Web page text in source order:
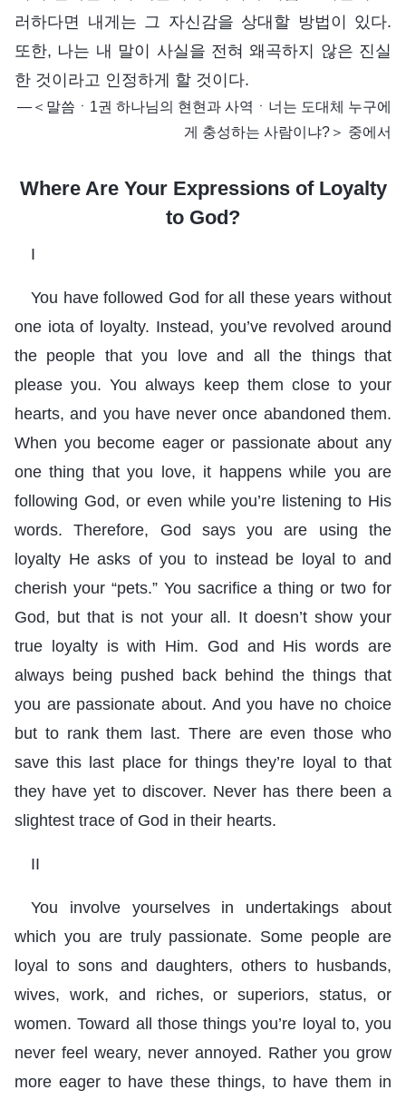
러하다면 내게는 그 자신감을 상대할 방법이 있다.
또한, 나는 내 말이 사실을 전혀 왜곡하지 않은 진실
한 것이라고 인정하게 할 것이다.
―＜말씀ㆍ1권 하나님의 현현과 사역ㆍ너는 도대체 누구에
게 충성하는 사람이냐?＞ 중에서
Where Are Your Expressions of Loyalty
to God?
I
You have followed God for all these years without
one iota of loyalty. Instead, you’ve revolved around
the people that you love and all the things that
please you. You always keep them close to your
hearts, and you have never once abandoned them.
When you become eager or passionate about any
one thing that you love, it happens while you are
following God, or even while you’re listening to His
words. Therefore, God says you are using the
loyalty He asks of you to instead be loyal to and
cherish your “pets.” You sacrifice a thing or two for
God, but that is not your all. It doesn’t show your
true loyalty is with Him. God and His words are
always being pushed back behind the things that
you are passionate about. And you have no choice
but to rank them last. There are even those who
save this last place for things they’re loyal to that
they have yet to discover. Never has there been a
slightest trace of God in their hearts.
II
You involve yourselves in undertakings about
which you are truly passionate. Some people are
loyal to sons and daughters, others to husbands,
wives, work, and riches, or superiors, status, or
women. Toward all those things you’re loyal to, you
never feel weary, never annoyed. Rather you grow
more eager to have these things, to have them in